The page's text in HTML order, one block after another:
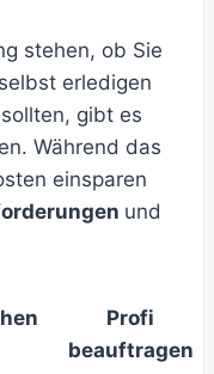
stehen, ob Sie
erledigen
gibt es
Während das
einsparen
und
Profi
beauftragen